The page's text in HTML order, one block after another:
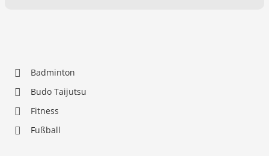
Badminton
Budo Taijutsu
Fitness
Fußball